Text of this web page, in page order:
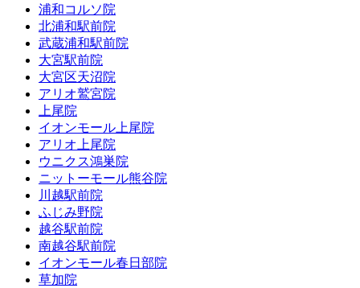
浦和コルソ院
北浦和駅前院
武蔵浦和駅前院
大宮駅前院
大宮区天沼院
アリオ鷲宮院
上尾院
イオンモール上尾院
アリオ上尾院
ウニクス鴻巣院
ニットーモール熊谷院
川越駅前院
ふじみ野院
越谷駅前院
南越谷駅前院
イオンモール春日部院
草加院